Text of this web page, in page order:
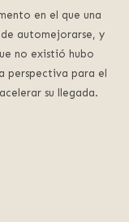
en el que una
automejorarse, y
no existió hubo
perspectiva para el
su llegada.